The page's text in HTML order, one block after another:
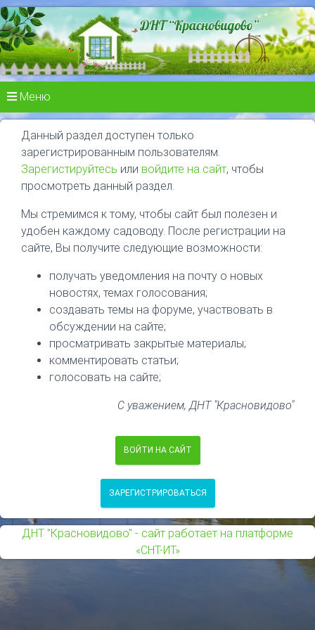
Меню
Данный раздел доступен только
зарегистрированным пользователям.
Зарегистируйтесь или войдите на сайт, чтобы
просмотреть данный раздел.
Мы стремимся к тому, чтобы сайт был полезен и
удобен каждому садоводу. После регистрации на
сайте, Вы получите следующие возможности:
получать уведомления на почту о новых
новостях, темах голосования;
создавать темы на форуме, участвовать в
обсуждении на сайте;
просматривать закрытые материалы;
комментировать статьи;
голосовать на сайте;
С уважением, ДНТ "Красновидово"
ВОЙТИ НА САЙТ
ЗАРЕГИСТРИРОВАТЬСЯ
ДНТ "Красновидово" - сайт работает на платформе
«СНТ-ИТ»